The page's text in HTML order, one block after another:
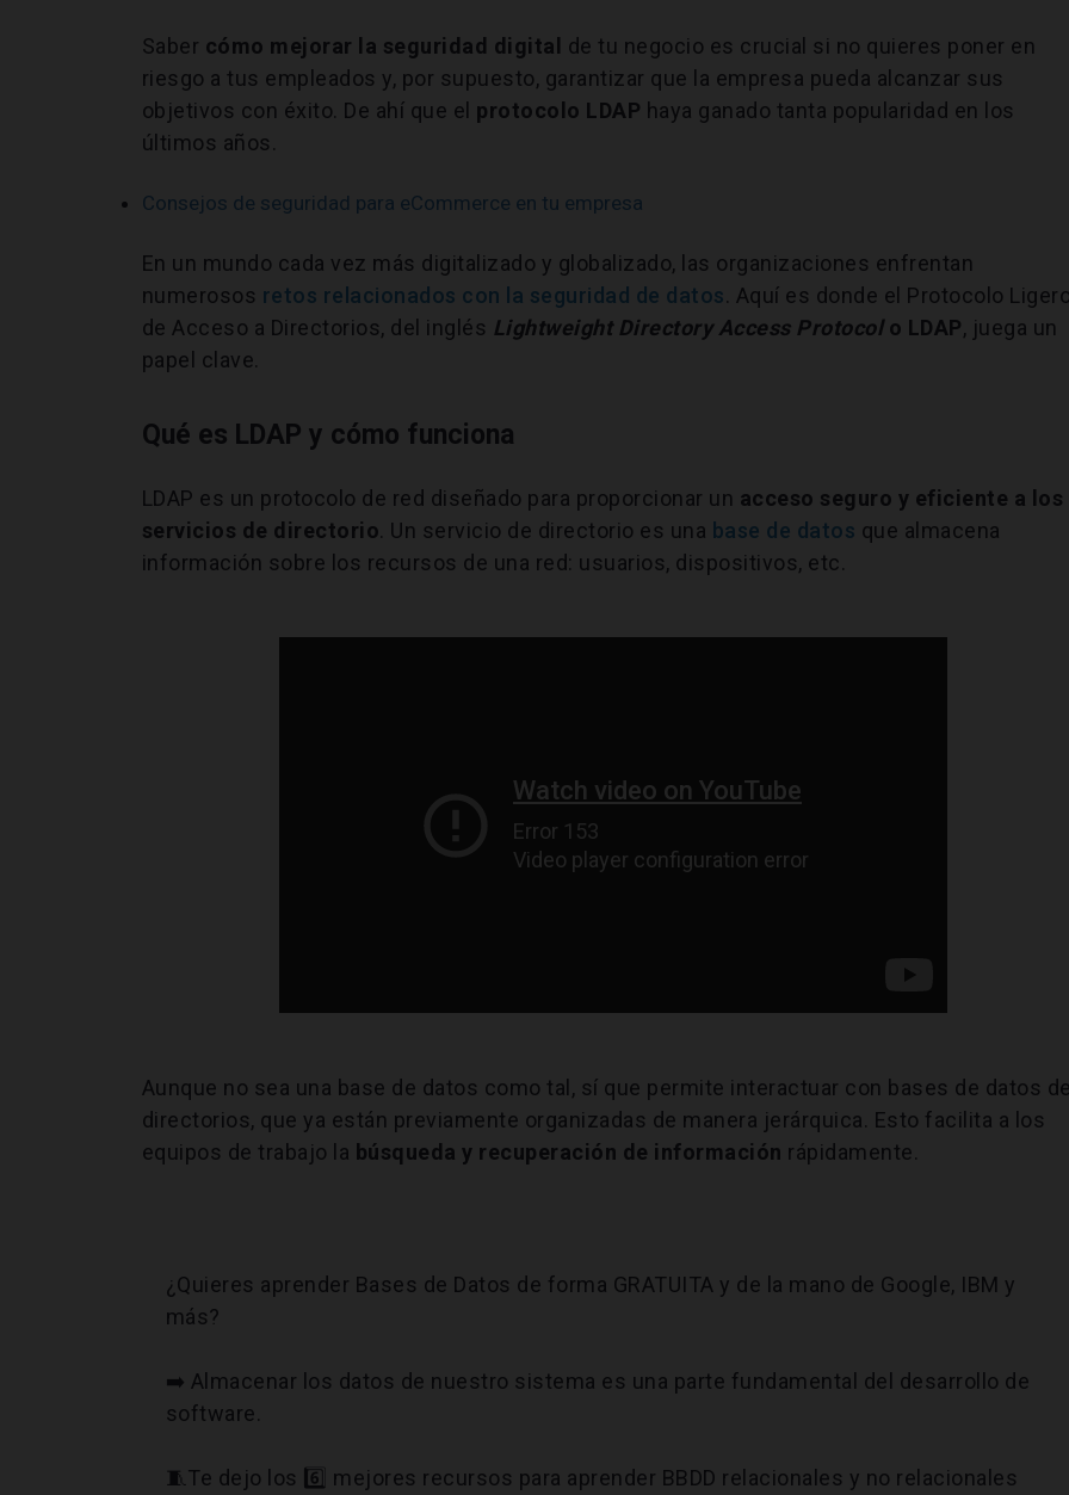
Saber cómo mejorar la seguridad digital de tu negocio es crucial si no quieres poner en
riesgo a tus empleados y, por supuesto, garantizar que la empresa pueda alcanzar sus
objetivos con éxito. De ahí que el protocolo LDAP haya ganado tanta popularidad en los
últimos años.
Consejos de seguridad para eCommerce en tu empresa
En un mundo cada vez más digitalizado y globalizado, las organizaciones enfrentan
numerosos retos relacionados con la seguridad de datos. Aquí es donde el Protocolo
de Acceso a Directorios, del inglés Lightweight Directory Access Protocolo LDAP, juega un
papel clave.
Qué es LDAP y cómo funciona
LDAP es un protocolo de red diseñado para proporcionar un acceso seguro y eficiente a los
servicios de directorio. Un servicio de directorio es una base de datos que almacena
información sobre los recursos de una red: usuarios, dispositivos, etc.
Aunque no sea una base de datos como tal, sí que permite interactuar con bases de datos
directorios, que ya están previamente organizadas de manera jerárquica. Esto facilita a los
equipos de trabajo la búsqueda y recuperación de información rápidamente.
¿Quieres aprender Bases de Datos de forma GRATUITA y de la mano de Google, IBM y
más?
➡️ Almacenar los datos de nuestro sistema es una parte fundamental del desarrollo de
software.
🧵Te dejo los 6️⃣ mejores recursos para aprender BBDD relacionales y no relacionales